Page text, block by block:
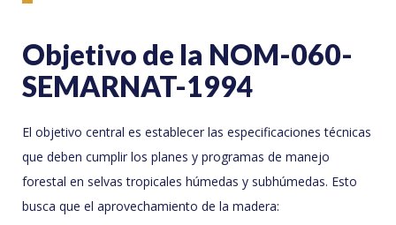
Objetivo de la NOM-060-
SEMARNAT-1994
El objetivo central es establecer las especificaciones técnicas
que deben cumplir los planes y programas de manejo
forestal en selvas tropicales húmedas y subhúmedas. Esto
busca que el aprovechamiento de la madera: